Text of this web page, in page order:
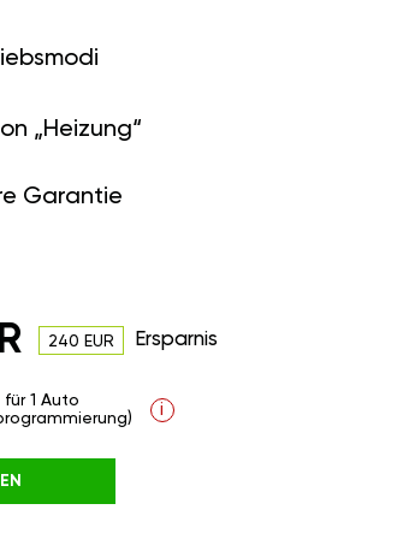
„Heizung“
Garantie
240 EUR Ersparnis
für 1 Auto
i